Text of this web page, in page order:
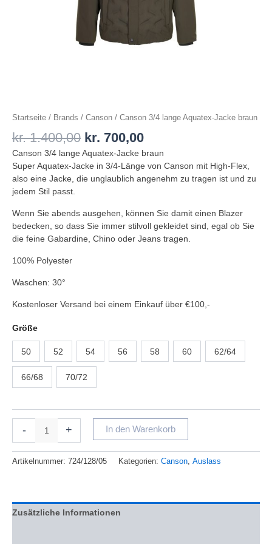
Startseite / Brands / Canson / Canson 3/4 lange Aquatex-Jacke braun
kr.1.400,00 kr. 700,00
Canson 3/4 lange Aquatex-Jacke braun
Super Aquatex-Jacke in 3/4-Länge von Canson mit High-Flex,
also eine Jacke, die unglaublich angenehm zu tragen ist und zu
jedem Stil passt.
Wenn Sie abends ausgehen, können Sie damit einen Blazer
bedecken, so dass Sie immer stilvoll gekleidet sind, egal ob Sie
die feine Gabardine, Chino oder Jeans tragen.
100% Polyester
Waschen: 30°
Kostenloser Versand bei einem Einkauf über €100,-
Größe
50 52 54 56 58 60 62/64
66/68 70/72
- + In den Warenkorb
Artikelnummer: 724/128/05 Kategorien: Canson, Auslass
Zusätzliche Informationen